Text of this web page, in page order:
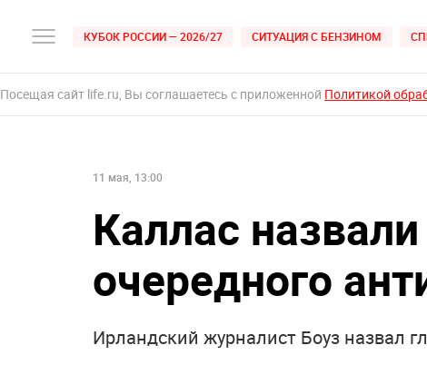
КУБОК РОССИИ — 2026/27 СИТУАЦИЯ С БЕНЗИНОМ
Посещая сайт life.ru, Вы соглашаетесь с приложенной Политикой
11 мая, 13:00
Каллас
очередного
Ирландский журналист Боуз назвал